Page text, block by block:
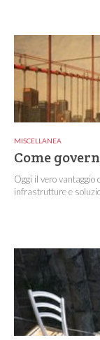
MISCELLANEA
Come
Oggi il vero
infrastrutture e